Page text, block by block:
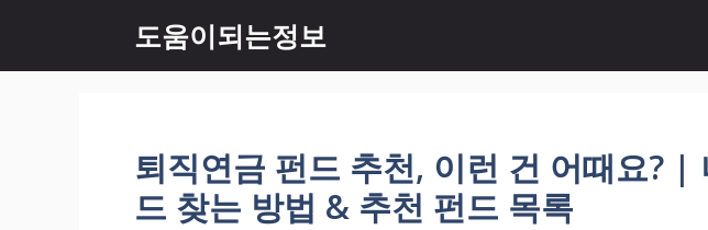
츠
도움이되는정보
퇴직연금 펀드 추천, 이런 건 어때요? |
드 찾는 방법 & 추천 펀드 목록